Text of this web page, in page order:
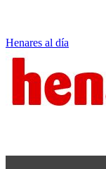
Henares al día